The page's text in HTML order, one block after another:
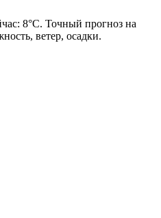
8°C. Точный прогноз на
ветер, осадки.